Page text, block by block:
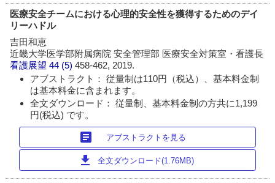
医療安全チームにおける心理的安全性を獲得するためのデイ
リーハドル
吉田和恵
近畿大学医学部附属病院 安全管理部 医療安全対策室・看護長
看護展望 44 (5)458-462, 2019.
アブストラクト： 従量制は110円（税込）、基本料金制
は基本料金に含まれます。
全文ダウンロード： 従量制、基本料金制の方共に1,199
円(税込) です。
article アブストラクトを見る
download 全文ダウンロード(1.76MB)